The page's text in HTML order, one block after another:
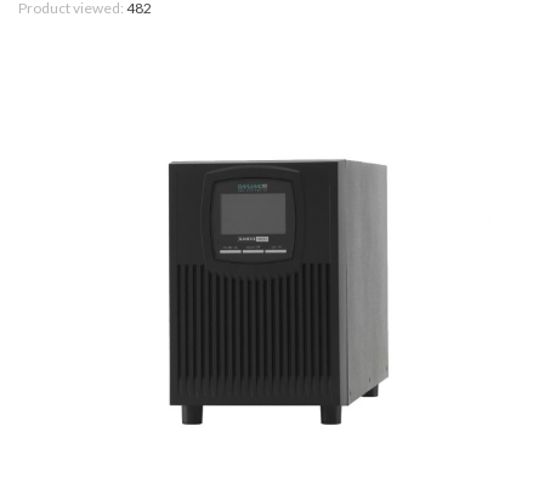
Product viewed: 482